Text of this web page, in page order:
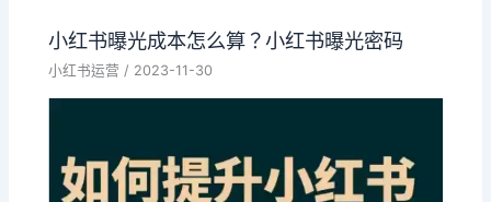
小红书曝光成本怎么算？小红书曝光密码
小红书运营 / 2023-11-30